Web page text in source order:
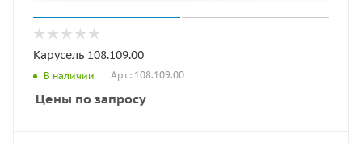
Карусель 108.109.00
В наличии Арт.: 108.109.00
Цены по запросу